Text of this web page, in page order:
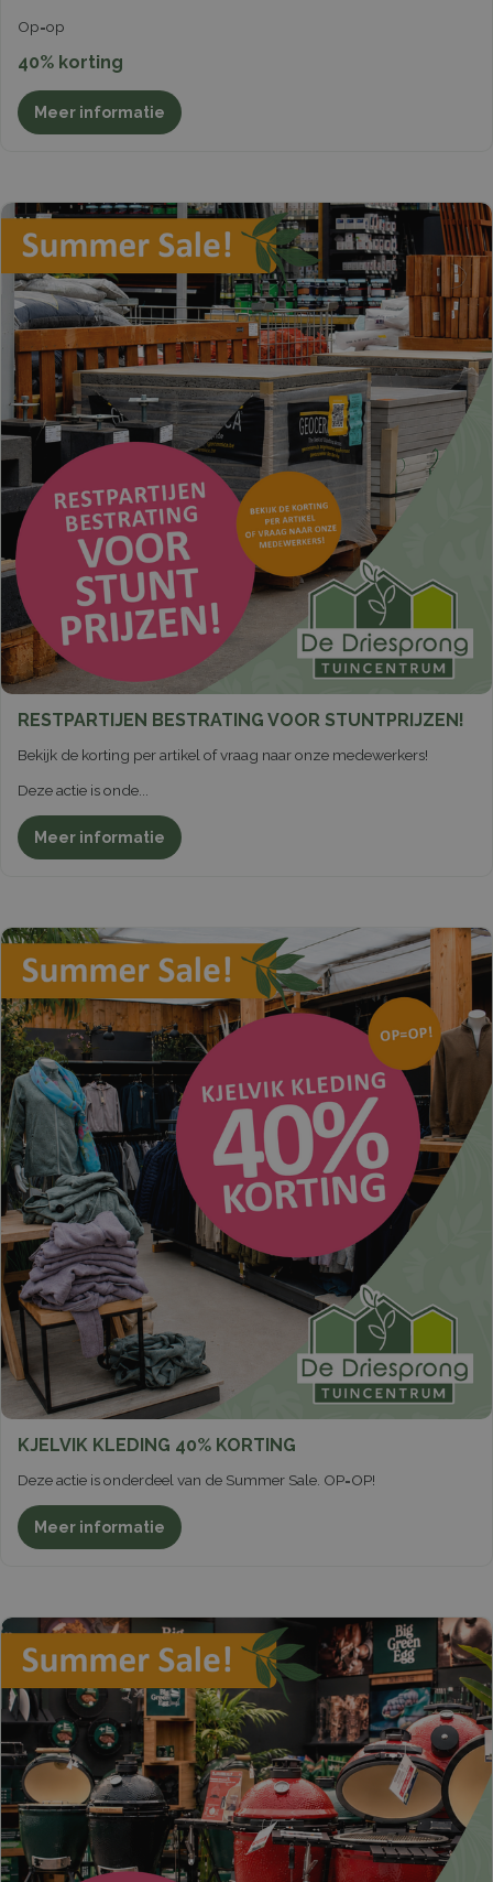
Op=op
40% korting
Meer informatie
RESTPARTIJEN BESTRATING VOOR STUNTPRIJZEN!
Bekijk de korting per artikel of vraag naar onze medewerkers!
Deze actie is onde
Meer informatie
KJELVIK KLEDING 40% KORTING
Deze actie is onderdeel van de Summer Sale. OP=OP!
Meer informatie